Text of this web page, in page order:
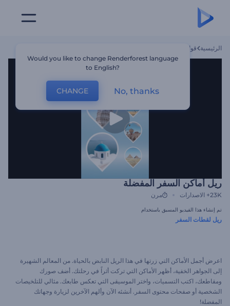
الرئيسية قوالب
ريل أماكن السفر المفضلة
23K+ الاصدارات مرن
تم إنشاء هذا الفيديو المسبق باستخدام
ريل لقطات السفر
اعرض أجمل الأماكن التي زرتها في هذا الريل النابض بالحياة. من المعالم الشهيرة
إلى الجواهر الخفية، أظهر الأماكن التي تركت أثراً في رحلتك. أضف صورك
ومقاطعك، اكتب التسميات، واختر الموسيقى التي تعكس طابعك. مثالي للتلخيصات
الشخصية أو صفحات محتوى السفر. أنشئه الآن وألهم الآخرين لزيارة وجهاتك
المفضلة!
Would you like to change Renderforest language
to English?
CHANGE No, thanks